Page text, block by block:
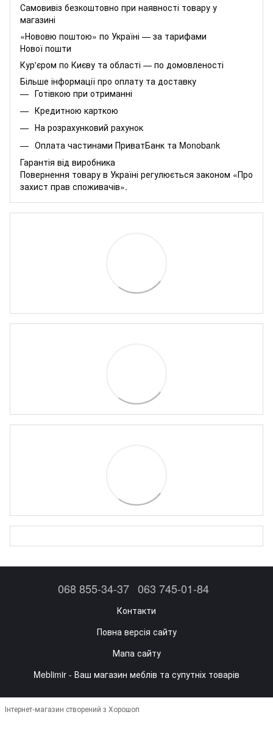
Самовивіз безкоштовно при наявності товару у
магазині
«Нововю поштою» по Україні — за тарифами
Нової пошти
Кур'єром по Києву та області — по домовленості
Більше інформації про оплату та доставку
Готівкою при отриманні
Кредитною карткою
На розрахунковий рахунок
Оплата частинами ПриватБанк та Monobank
Гарантія від виробника
Повернення товару в Україні регулюється законом «Про
захист прав споживачів».
068 855-34-37 063 745-01-84
Контакти
Повна версія сайту
Мапа сайту
Meblimir - Ваш магазин меблів та супутніх товарів
Інтернет-магазин створений з Хорошоп